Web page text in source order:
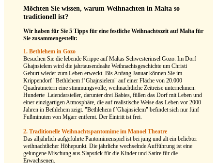
Möchten Sie wissen, warum Weihnachten in Malta so
traditionell ist?
Wir haben für Sie 5 Tipps für eine festliche Weihnachtszeit auf Malta für
Sie zusammengestellt:
1. Bethlehem in Gozo
Besuchen Sie die lebende Krippe auf Maltas Schwesterinsel Gozo. Im Dorf
Ghajnsielem wird die jahrtausendealte Weihnachtsgeschichte um Christi
Geburt wieder zum Leben erweckt. Bis Anfang Januar können Sie im
Krippendorf "Bethlehem f’Ghajnsielem" auf einer Fläche von 20.000
Quadratmetern eine stimmungsvolle, weihnachtliche Zeitreise unternehmen.
Hunderte Laiendarsteller, darunter drei Babies, füllen das Dorf mit Leben und
einer einzigartigen Atmosphäre, die auf realistische Weise das Leben vor 2000
Jahren in Bethlehem zeigt. "Bethlehem f’Ghajnsielem" befindet sich nur fünf
Fußminuten von Mgarr entfernt. Der Eintritt ist frei.
2. Traditionelle Weihnachtspantomime im Manoel Theatre
Das alljährlich aufgeführte Pantomimenspiel ist bei jung und alt ein beliebter
weihnachtlicher Höhepunkt. Die jährliche wechselnde Aufführung ist eine
gelungene Mischung aus Slapstick für die Kinder und Satire für die
Erwachsenen.